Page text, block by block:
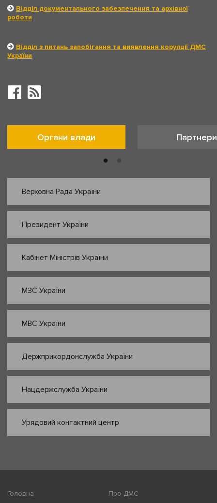
Відділ документального забезпечення та архівної
роботи
Відділ з питань запобігання та виявлення корупції ДМС
України
Органи влади Партнери
Верховна Рада України
Президент України
Кабінет Міністрів України
МЗС України
МВС України
Держприкордонслужба України
Нацдержслужба України
Урядовий контактний центр
Головна
Про ДМС